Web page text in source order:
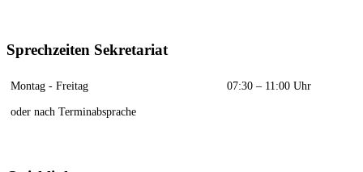
Sprechzeiten Sekretariat
Montag - Freitag
07:30 – 11:00 Uhr
oder nach Terminabsprache